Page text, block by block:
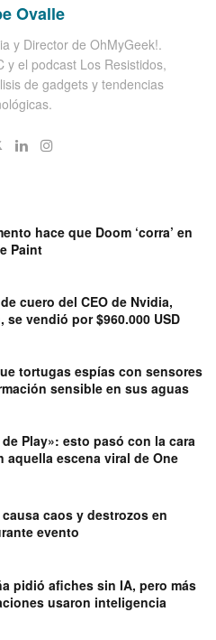
Ovalle
y Director de OhMyGeek!.
y el podcast Los Resistidos,
de gadgets y tendencias
hace que Doom ‘corra’ en
Paint
cuero del CEO de Nvidia,
se vendió por $960.000 USD
tortugas espías con sensores
sensible en sus aguas
Play»: esto pasó con la cara
aquella escena viral de One
caos y destrozos en
evento
pidió afiches sin IA, pero más
usaron inteligencia